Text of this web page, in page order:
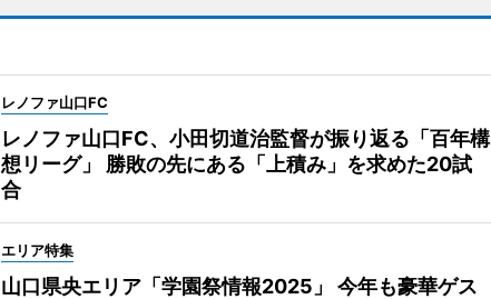
レノファ山口FC
レノファ山口FC、小田切道治監督が振り返る「百年構
想リーグ」 勝敗の先にある「上積み」を求めた20試
合
エリア特集
山口県央エリア「学園祭情報2025」 今年も豪華ゲス